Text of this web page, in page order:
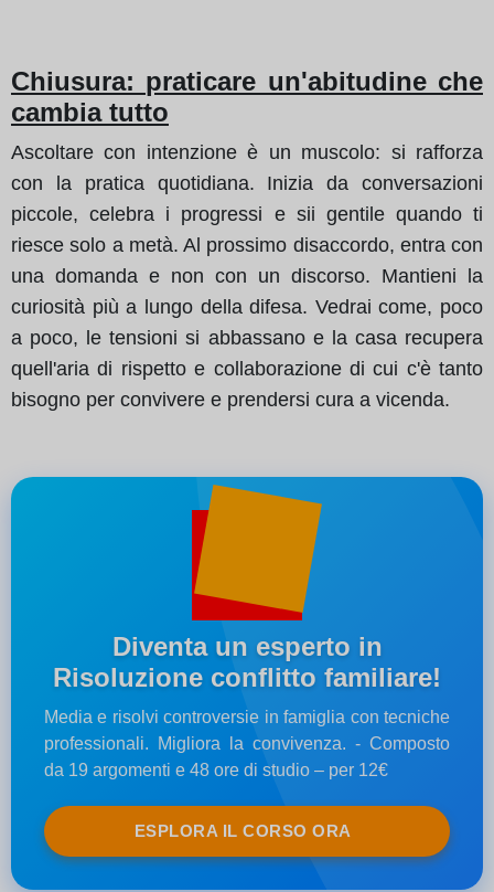
Chiusura: praticare un'abitudine che
cambia tutto
Ascoltare con intenzione è un muscolo: si rafforza
con la pratica quotidiana. Inizia da conversazioni
piccole, celebra i progressi e sii gentile quando ti
riesce solo a metà. Al prossimo disaccordo, entra con
una domanda e non con un discorso. Mantieni la
curiosità più a lungo della difesa. Vedrai come, poco
a poco, le tensioni si abbassano e la casa recupera
quell'aria di rispetto e collaborazione di cui c'è tanto
bisogno per convivere e prendersi cura a vicenda.
Diventa un esperto in
Risoluzione conflitto familiare!
Media e risolvi controversie in famiglia con tecniche
professionali. Migliora la convivenza. - Composto
da 19 argomenti e 48 ore di studio – per 12€
ESPLORA IL CORSO ORA